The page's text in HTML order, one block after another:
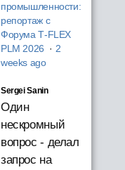
промышленности:
репортаж с
Форума T‑FLEX
PLM 2026 · 2
weeks ago
Sergei Sanin
Один
нескромный
вопрос - делал
запрос на